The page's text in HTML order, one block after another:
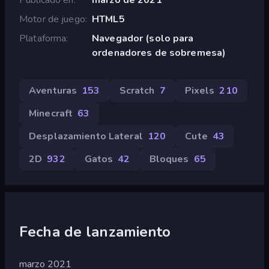
Motor de juego HTML5
Plataforma
Navegador (solo para
ordenadores de sobremesa)
Aventuras 153 Scratch 7 Pixels 210
Minecraft 63
Desplazamiento Lateral 120 Cute 43
2D 932 Gatos 42 Bloques 65
Fecha de lanzamiento
marzo 2021